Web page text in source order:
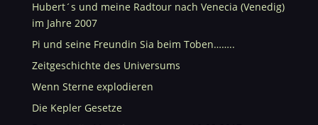
Hubert´s und meine Radtour nach Venecia (Venedig)
im Jahre 2007
Pi und seine Freundin Sia beim Toben……..
Zeitgeschichte des Universums
Wenn Sterne explodieren
Die Kepler Gesetze